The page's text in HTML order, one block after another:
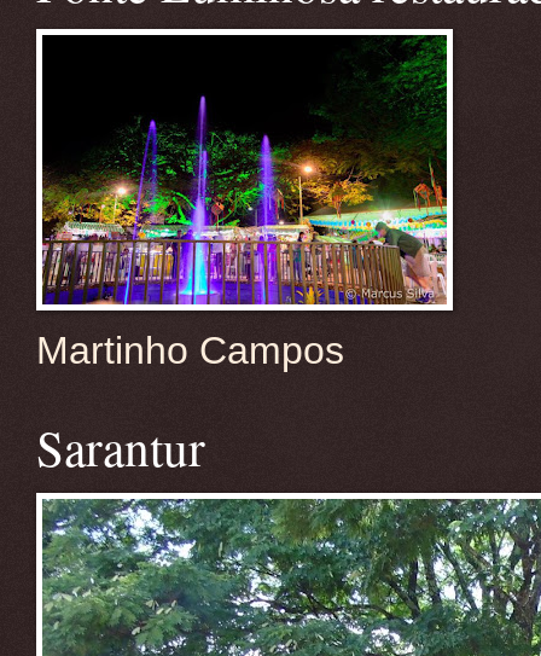
Martinho Campos
Sarantur